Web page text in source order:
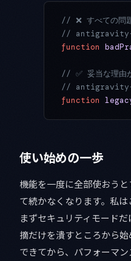
// ❌ すべての
//
function
// ✅ 妥当な理由
// antigravity-
function
使い始めの一歩
機能を一度に全部使おう
て続かなくなります。私は
まずセキュリティモード
摘だけを潰すところから
できてから、パフォーマ